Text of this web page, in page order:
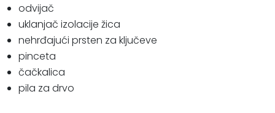
odvijač
uklanjač izolacije žica
nehrđajući prsten za ključeve
pinceta
čačkalica
pila za drvo